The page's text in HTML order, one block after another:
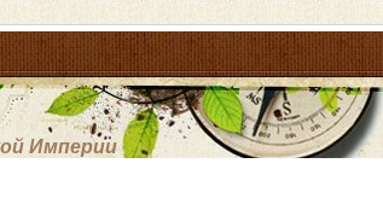
Империи